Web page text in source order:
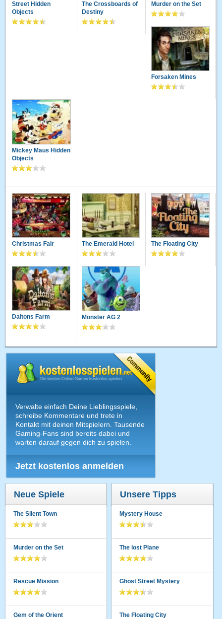
Street Hidden
Objects
The Crossboards of
Destiny
Murder on the Set
Forsaken Mines
Mickey Maus Hidden
Objects
Christmas Fair The Emerald Hotel The Floating City
Daltons Farm Monster AG 2
Verwalte einfach Deine Lieblingsspiele,
schreibe Kommentare und trete in
Kontakt mit deinen Mitspielern. Tausende
Gaming-Fans sind bereits dabei und
warten darauf gegen dich zu spielen.
Jetzt kostenlos anmelden
Neue Spiele
The Silent Town
Murder on the Set
Rescue Mission
Gem of the Orient
Unsere Tipps
Mystery House
The lost Plane
Ghost Street Mystery
The Floating City